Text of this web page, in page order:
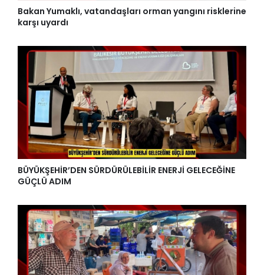
Bakan Yumaklı, vatandaşları orman yangını risklerine
karşı uyardı
BÜYÜKŞEHİR’DEN SÜRDÜRÜLEBİLİR ENERJİ GELECEĞİNE
GÜÇLÜ ADIM